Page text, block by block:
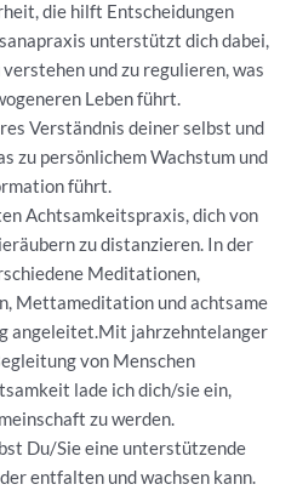
die hilft Entscheidungen
unterstützt dich dabei,
und zu regulieren, was
Leben führt.
Verständnis deiner selbst und
zu persönlichem Wachstum und
führt.
Achtsamkeitspraxis, dich von
zu distanzieren. In der
Meditationen,
Mettameditation und achtsame
angeleitet.Mit jahrzehntelanger
von Menschen
lade ich dich/sie ein,
zu werden.
Du/Sie eine unterstützende
entfalten und wachsen kann.